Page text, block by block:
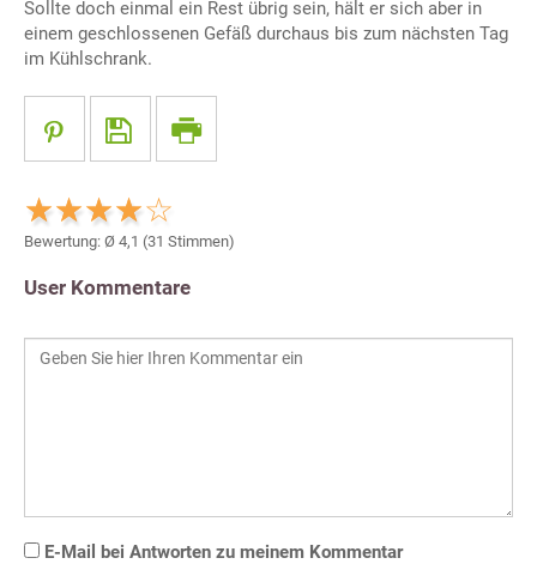
Sollte doch einmal ein Rest übrig sein, hält er sich aber in
einem geschlossenen Gefäß durchaus bis zum nächsten Tag
im Kühlschrank.
Bewertung: Ø 4,1 (31 Stimmen)
User Kommentare
E-Mail bei Antworten zu meinem Kommentar